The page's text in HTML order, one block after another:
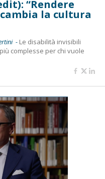
“Rendere
la cultura
- Le disabilità invisibili
complesse per chi vuole